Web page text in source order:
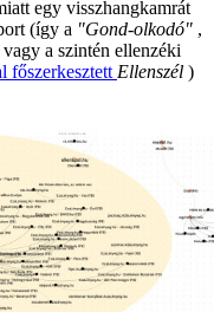
egy visszhangkamrát
(így a "Gond-olkodó" ,
a szintén ellenzéki
főszerkesztett Ellenszél )